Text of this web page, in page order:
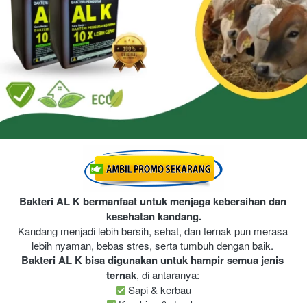
Bakteri AL K bermanfaat untuk menjaga kebersihan dan
kesehatan kandang.
Kandang menjadi lebih bersih, sehat, dan ternak pun merasa
lebih nyaman, bebas stres, serta tumbuh dengan baik.
Bakteri AL K bisa digunakan untuk hampir semua jenis
ternak, di antaranya:
Sapi & kerbau